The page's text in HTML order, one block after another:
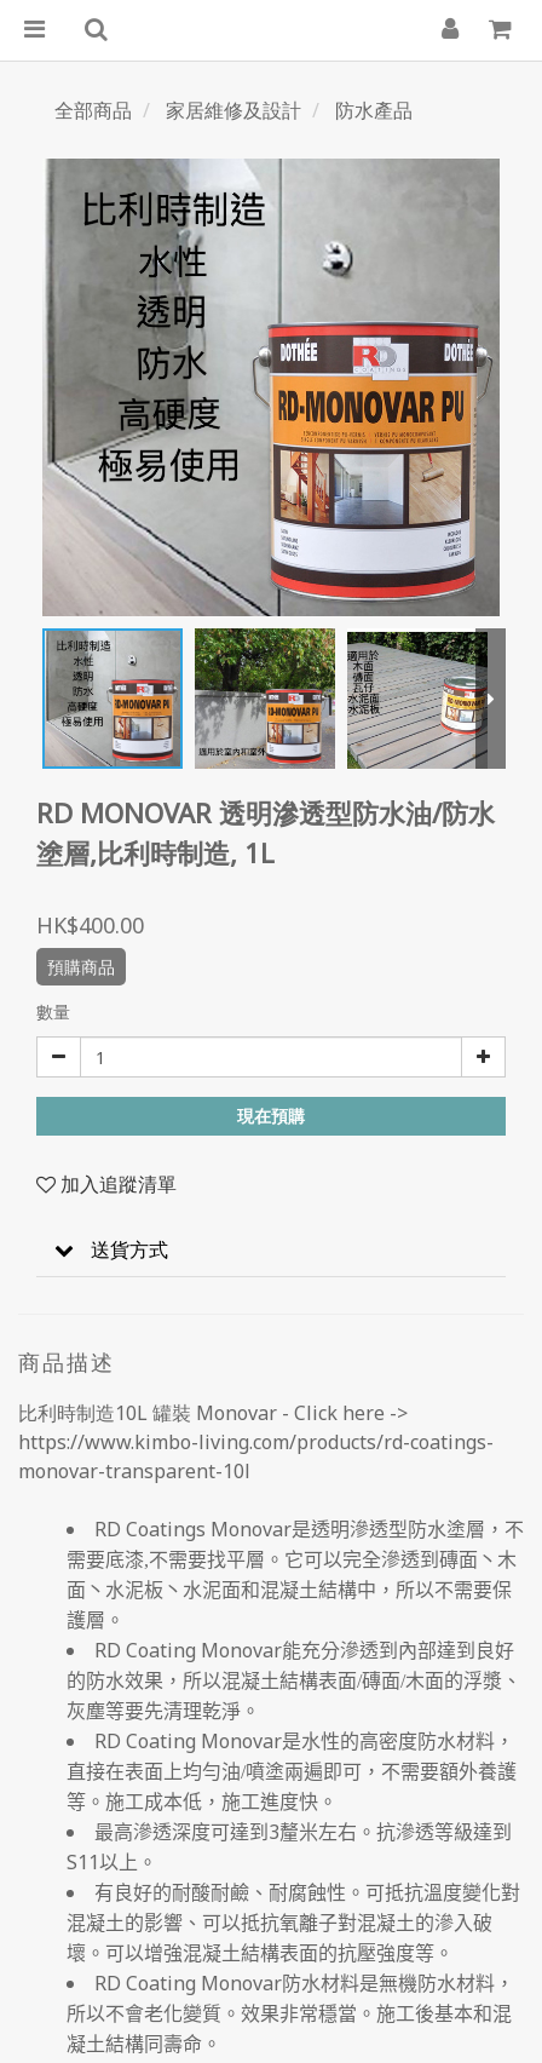
全部商品 家居維修及設計 防水產品
RD MONOVAR 透明滲透型防水油/防水
塗層,比利時制造, 1L
HK$400.00
預購商品
數量
現在預購
加入追蹤清單
送貨方式
商品描述
比利時制造10L 罐裝 Monovar - Click here ->
https://www.kimbo-living.com/products/rd-coatings-
monovar-transparent-10l
RD Coatings Monovar是透明滲透型防水塗層，不
需要底漆,不需要找平層。它可以完全滲透到磚面丶木
面丶水泥板丶水泥面和混凝土結構中，所以不需要保
護層。
RD Coating Monovar能充分滲透到內部達到良好
的防水效果，所以混凝土結構表面/磚面/木面的浮漿、
灰塵等要先清理乾淨。
RD Coating Monovar是水性的高密度防水材料，
直接在表面上均勻油/噴塗兩遍即可，不需要額外養護
等。施工成本低，施工進度快。
最高滲透深度可達到 3釐米左右。抗滲透等級達到
S11以上。
有良好的耐酸耐鹼、耐腐蝕性。可抵抗溫度變化對
混凝土的影響、可以抵抗氧離子對混凝土的滲入破
壞。可以增強混凝土結構表面的抗壓強度等。
RD Coating Monovar防水材料是無機防水材料，
所以不會老化變質。效果非常穩當。施工後基本和混
凝土結構同壽命。